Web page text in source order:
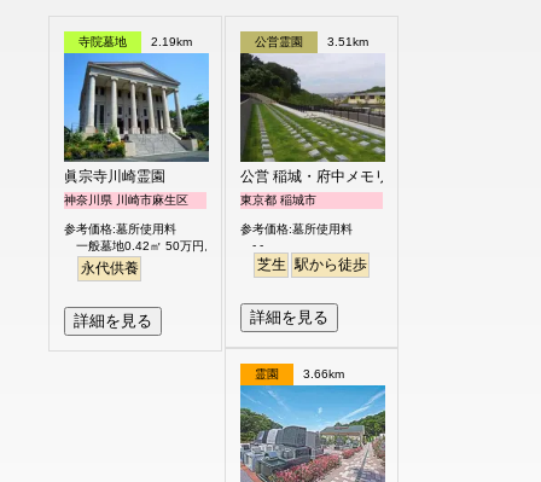
寺院墓地 2.19km
眞宗寺川崎霊園
神奈川県 川崎市麻生区
参考価格:墓所使用料
一般墓地0.42㎡ 50万円より
永代供養
詳細を見る
公営霊園 3.51km
公営 稲城・府中メモリアルパーク
東京都 稲城市
参考価格:墓所使用料
- -
芝生 駅から徒歩
詳細を見る
霊園 3.66km